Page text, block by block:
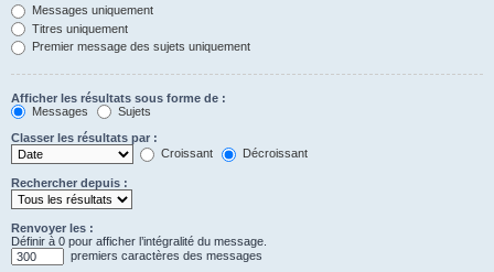
Messages uniquement
Titres uniquement
Premier message des sujets uniquement
Afficher les résultats sous forme de :
Messages
Sujets
Classer les résultats par :
Croissant
Décroissant
Rechercher depuis :
Renvoyer les :
Définir à 0 pour afficher l’intégralité du message.
premiers caractères des messages